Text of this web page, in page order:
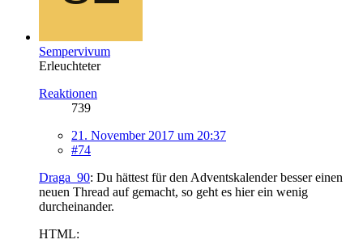
Sempervivum
Erleuchteter
Reaktionen
739
21. November 2017 um 20:37
#74
Draga_90: Du hättest für den Adventskalender besser einen
neuen Thread auf gemacht, so geht es hier ein wenig
durcheinander.
HTML: